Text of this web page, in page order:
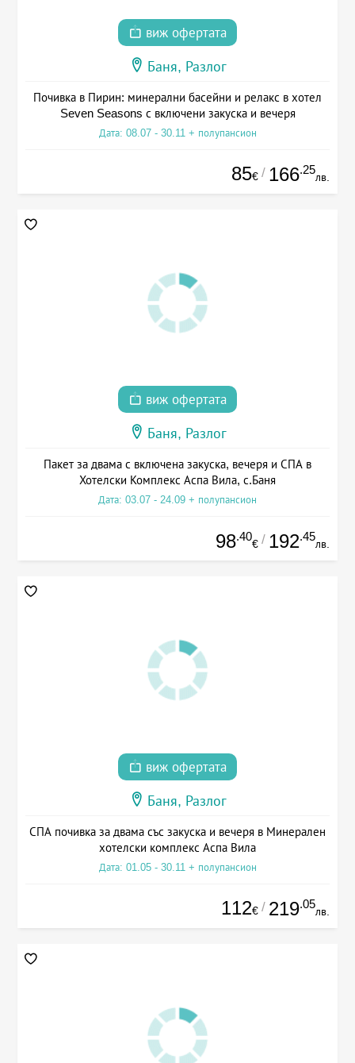
виж офертата
Баня, Разлог
Почивка в Пирин: минерални басейни и релакс в хотел
Seven Seasons с включени закуска и вечеря
Дата: 08.07 - 30.11 + полупансион
85€ / 166.25
лв.
виж офертата
Баня, Разлог
Пакет за двама с включена закуска, вечеря и СПА в
Хотелски Комплекс Аспа Вила, с.Баня
Дата: 03.07 - 24.09 + полупансион
98.40
€ / 192.45
лв.
виж офертата
Баня, Разлог
СПА почивка за двама със закуска и вечеря в Минерален
хотелски комплекс Аспа Вила
Дата: 01.05 - 30.11 + полупансион
112€ / 219.05
лв.